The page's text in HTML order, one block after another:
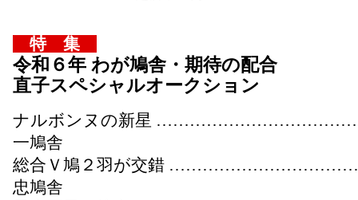
特 集
令和６年 わが鳩舎・期待の配合
直子スペシャルオークション
ナルボンヌの新星
一鳩舎
総合Ｖ鳩２羽が交錯
忠鳩舎